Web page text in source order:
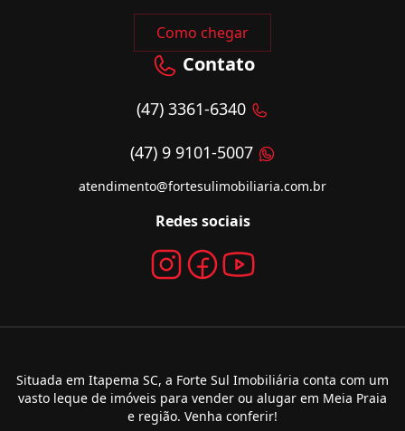
Como chegar
Contato
(47) 3361-6340
(47) 9 9101-5007
atendimento@fortesulimobiliaria.com.br
Redes sociais
Situada em Itapema SC, a Forte Sul Imobiliária conta com um
vasto leque de imóveis para vender ou alugar em Meia Praia
e região. Venha conferir!